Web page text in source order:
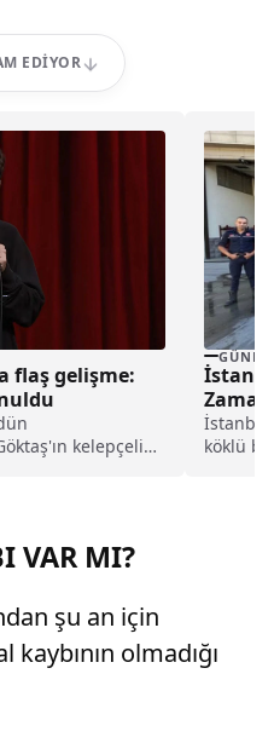
EDIYOR
flaş gelişme:
kelepçeli
Zaman
İstanbul
köklü
VAR MI?
şu an için
olmadığı